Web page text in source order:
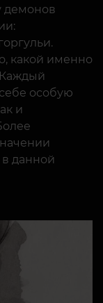
демонов
какой именно
особую
и
данной